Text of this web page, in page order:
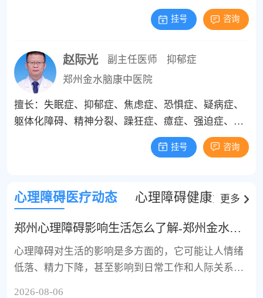
理障碍等精神心理疾病的中西医结合诊治，有着丰富
挂号 咨询
赵际光 副主任医师
抑郁症
郑州金水脑康中医院
擅长：失眠症、抑郁症、焦虑症、恐惧症、疑病症、
躯体化障碍、精神分裂、躁狂症、癔症、强迫症、双
相情感障碍等疾病的诊断与治疗。
挂号 咨询
心理障碍医疗动态 心理障碍健康资讯
更多
郑州心理障碍影响生活怎么了解-郑州金水脑康中医院-39健康网
心理障碍对生活的影响是多方面的，它可能让人情绪
低落、精力下降，甚至影响到日常工作和人际关系。
2026-08-06